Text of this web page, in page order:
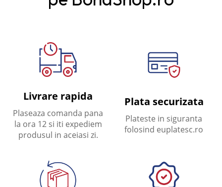
Livrare rapida
Plaseaza comanda pana
la ora 12 si iti expediem
produsul in aceiasi zi.
Plata securizata
Plateste in siguranta
folosind euplatesc.ro